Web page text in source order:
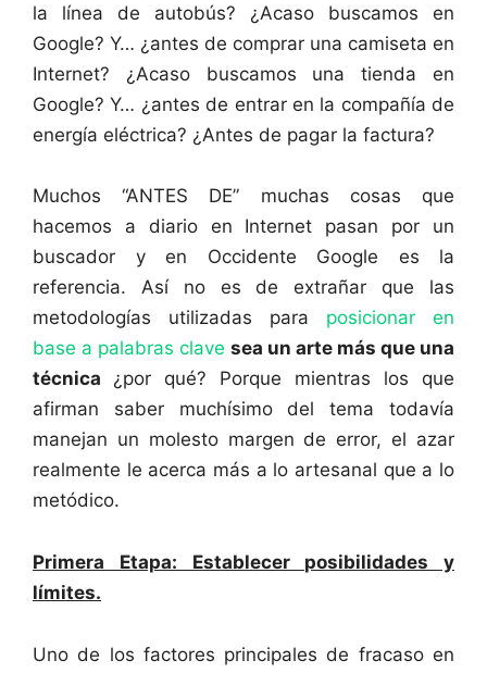
la línea de autobús? ¿Acaso buscamos en
Google? Y… ¿antes de comprar una camiseta en
Internet? ¿Acaso buscamos una tienda en
Google? Y… ¿antes de entrar en la compañía de
energía eléctrica? ¿Antes de pagar la factura?
Muchos “ANTES DE” muchas cosas que
hacemos a diario en Internet pasan por un
buscador y en Occidente Google es la
referencia. Así no es de extrañar que las
metodologías utilizadas para posicionar en
base a palabras clave sea un arte más que una
técnica ¿por qué? Porque mientras los que
afirman saber muchísimo del tema todavía
manejan un molesto margen de error, el azar
realmente le acerca más a lo artesanal que a lo
metódico.
Primera Etapa: Establecer posibilidades y
límites.
Uno de los factores principales de fracaso en